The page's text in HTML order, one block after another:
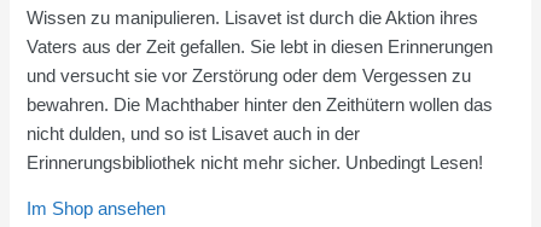
Wissen zu manipulieren. Lisavet ist durch die Aktion ihres
Vaters aus der Zeit gefallen. Sie lebt in diesen Erinnerungen
und versucht sie vor Zerstörung oder dem Vergessen zu
bewahren. Die Machthaber hinter den Zeithütern wollen das
nicht dulden, und so ist Lisavet auch in der
Erinnerungsbibliothek nicht mehr sicher. Unbedingt Lesen!
Im Shop ansehen